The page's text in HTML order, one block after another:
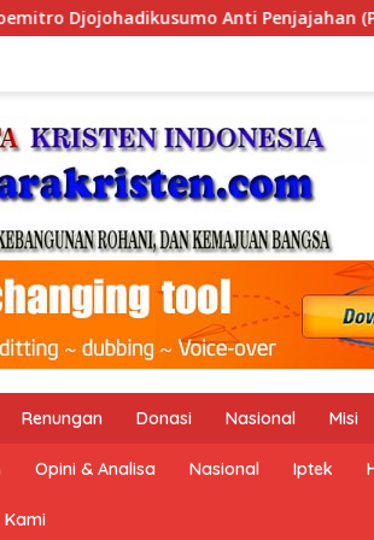
Ekonomi Politik Indonesia)
Renungan Donasi Nasional Misi
Opini & Analisa Nasional Iptek
Kami